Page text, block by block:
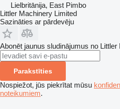
Lielbritānija, East Pimbo
Littler Machinery Limited
Sazināties ar pārdevēju
Abonēt jaunus sludinājumus no
Parakstīties
Nospiežot, jūs piekrītat mūsu
noteikumiem.